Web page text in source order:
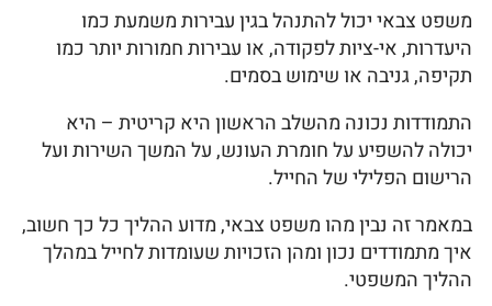
משפט צבאי יכול להתנהל בגין עבירות משמעת כמו
היעדרות, אי-ציות לפקודה, או עבירות חמורות יותר כמו
תקיפה, גניבה או שימוש בסמים.
התמודדות נכונה מהשלב הראשון היא קריטית – היא
יכולה להשפיע על חומרת העונש, על המשך השירות ועל
הרישום הפלילי של החייל.
במאמר זה נבין מהו משפט צבאי, מדוע ההליך כל כך חשוב,
איך מתמודדים נכון ומהן הזכויות שעומדות לחייל במהלך
ההליך המשפטי.